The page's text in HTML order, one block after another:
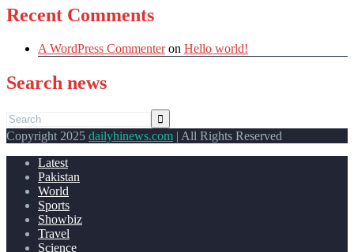
Recent Comments
A WordPress Commenteron Hello world!
Search news
Copyright 2025 dailyhinews.com | All Rights Reserved
Latest
Pakistan
World
Sports
Showbiz
Travel
Science